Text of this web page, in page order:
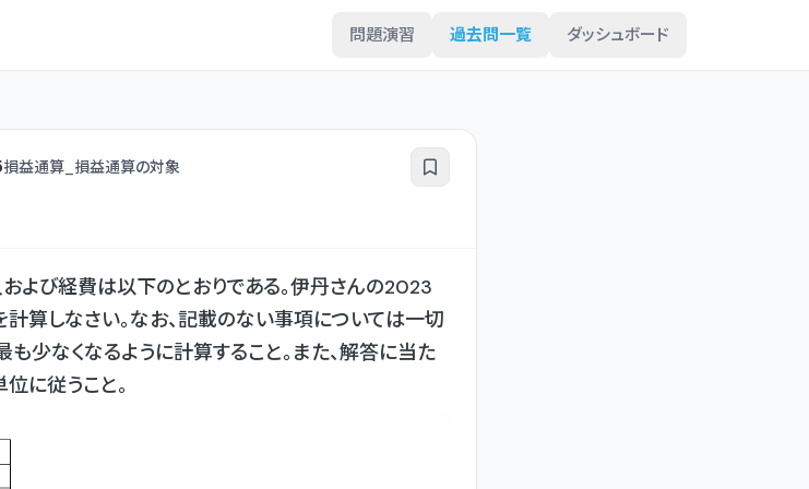
問題演習 過去問一覧 ダッシュボード
損益通算_損益通算の対象
よび経費は以下のとおりである。伊丹さんの2023
算しなさい。なお、記載のない事項については一切
少なくなるように計算すること。また、解答に当た
に従うこと。